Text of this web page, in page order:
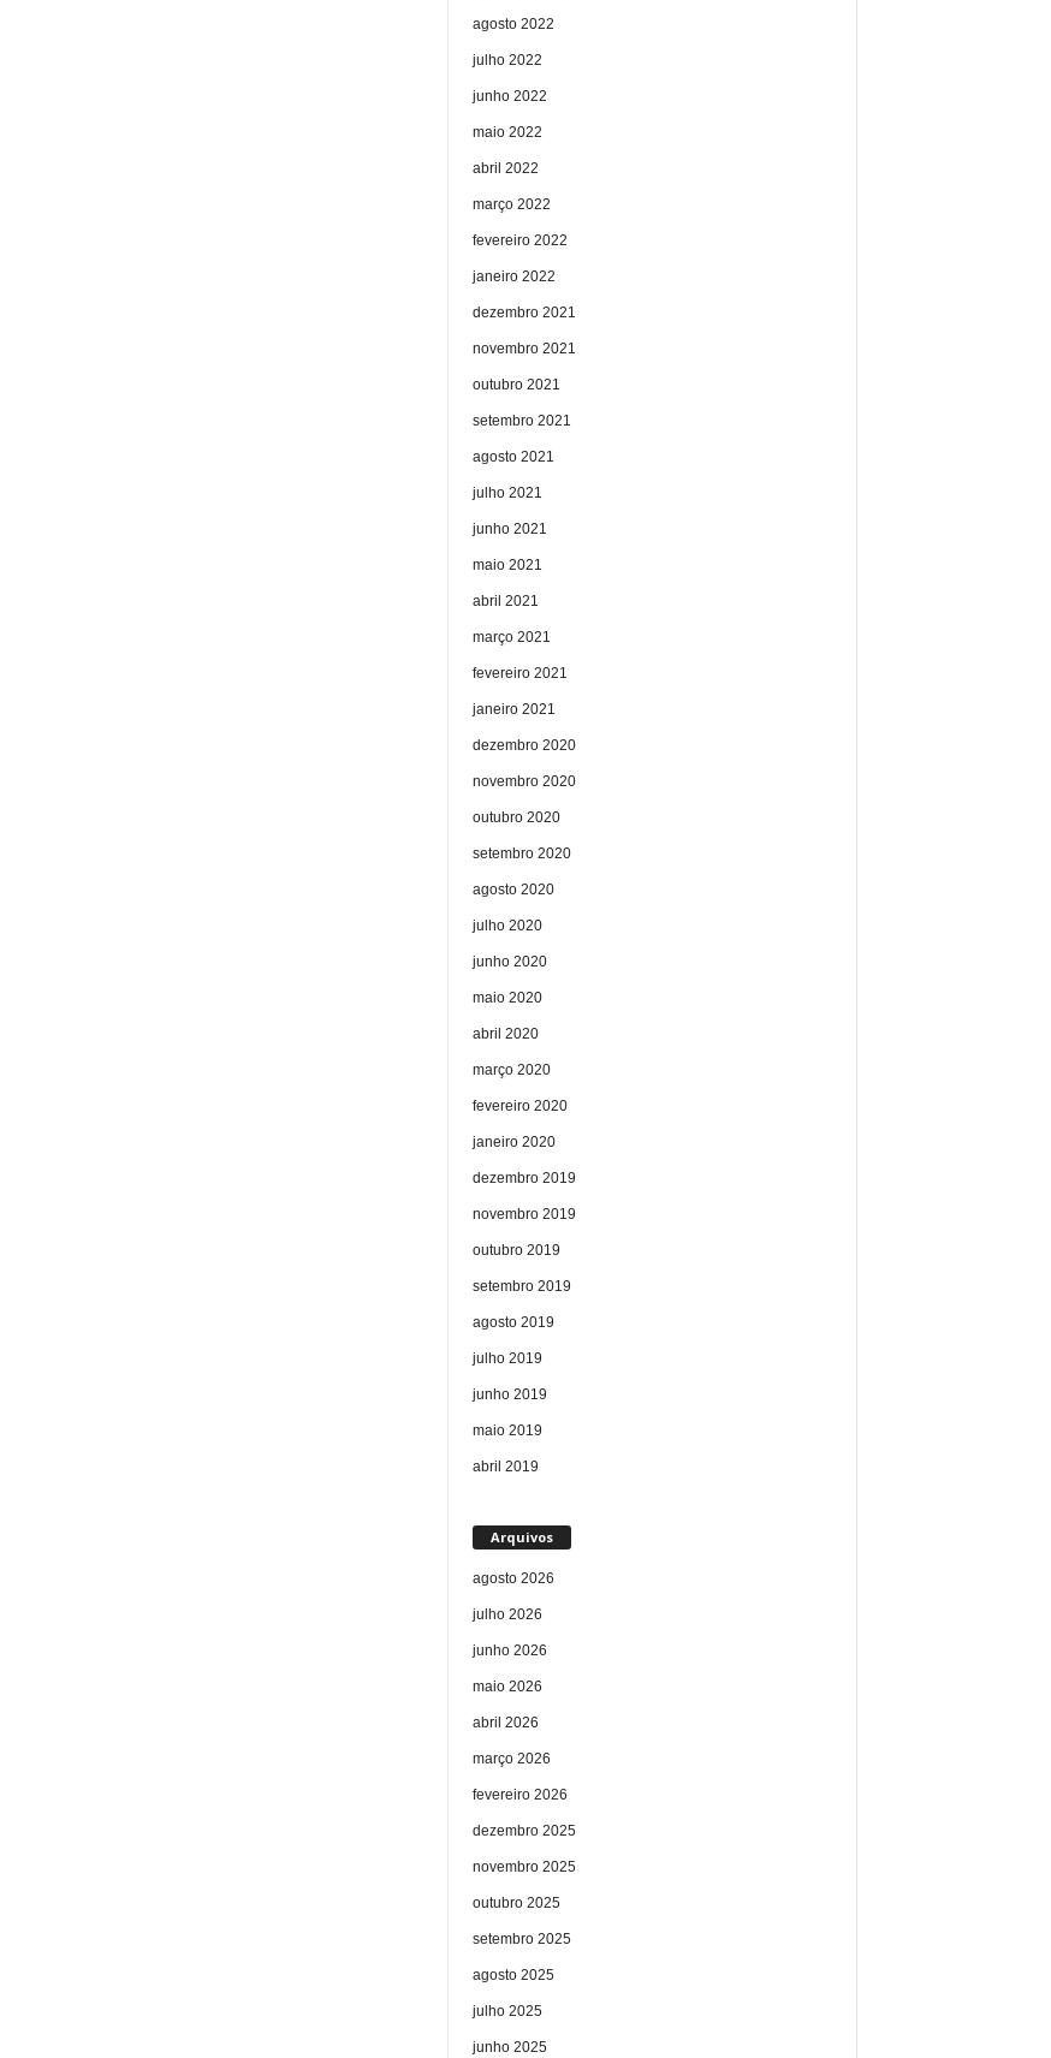
agosto 2022
julho 2022
junho 2022
maio 2022
abril 2022
março 2022
fevereiro 2022
janeiro 2022
dezembro 2021
novembro 2021
outubro 2021
setembro 2021
agosto 2021
julho 2021
junho 2021
maio 2021
abril 2021
março 2021
fevereiro 2021
janeiro 2021
dezembro 2020
novembro 2020
outubro 2020
setembro 2020
agosto 2020
julho 2020
junho 2020
maio 2020
abril 2020
março 2020
fevereiro 2020
janeiro 2020
dezembro 2019
novembro 2019
outubro 2019
setembro 2019
agosto 2019
julho 2019
junho 2019
maio 2019
abril 2019
Arquivos
agosto 2026
julho 2026
junho 2026
maio 2026
abril 2026
março 2026
fevereiro 2026
dezembro 2025
novembro 2025
outubro 2025
setembro 2025
agosto 2025
julho 2025
junho 2025